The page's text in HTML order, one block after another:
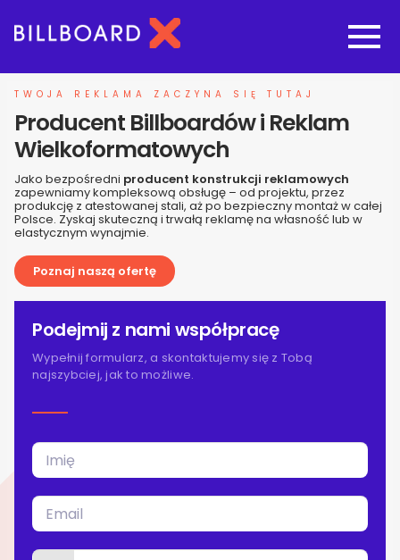
Oferta budowy reklam
Nasze pozostałe usługi
Galeria
O nas
Realizacje
Blog
Kontakt
TWOJA REKLAMA ZACZYNA SIĘ TUTAJ
Producent Billboardów i Reklam
Wielkoformatowych
Jako bezpośredni producent konstrukcji reklamowych
zapewniamy kompleksową obsługę – od projektu, przez
produkcję z atestowanej stali, aż po bezpieczny montaż w całej
Polsce. Zyskaj skuteczną i trwałą reklamę na własność lub w
elastycznym wynajmie.
Poznaj naszą ofertę
Podejmij z nami współpracę
Wypełnij formularz, a skontaktujemy się z Tobą
najszybciej, jak to możliwe.